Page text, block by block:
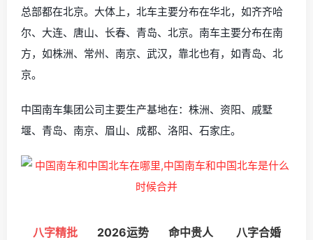
总部都在北京。大体上，北车主要分布在华北，如齐齐哈
尔、大连、唐山、长春、青岛、北京。南车主要分布在南
方，如株洲、常州、南京、武汉，靠北也有，如青岛、北
京。
中国南车集团公司主要生产基地在：株洲、资阳、戚墅
堰、青岛、南京、眉山、成都、洛阳、石家庄。
八字精批 2026运势 命中贵人 八字合婚